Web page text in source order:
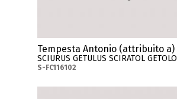
Tempesta Antonio (attribuito a)
SCIURUS GETULUS SCIRATOL GETOLO
S-FC116102